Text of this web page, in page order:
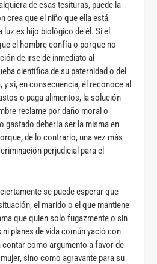
de esas tesituras, puede la
crea que el niño que ella está
luz es hijo biológico de él. Si el
el hombre confía o porque no
de irse de inmediato al
científica de su paternidad o del
y si, en consecuencia, él reconoce al
o paga alimentos, la solución
reclame por daño moral o
gastado debería ser la misma en
de lo contrario, una vez más
perjudicial para el
se puede esperar que
el marido o el que mantiene
que quien solo fugazmente o sin
planes de vida común yació con
como argumento a favor de
sino como agravante para su